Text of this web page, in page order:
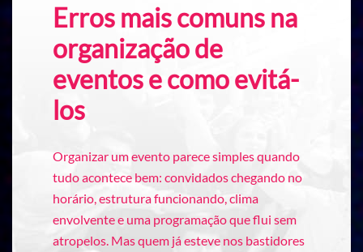
Erros mais comuns na
organização de
eventos e como evitá-
los
Organizar um evento parece simples quando
tudo acontece bem: convidados chegando no
horário, estrutura funcionando, clima
envolvente e uma programação que flui sem
atropelos. Mas quem já esteve nos bastidores